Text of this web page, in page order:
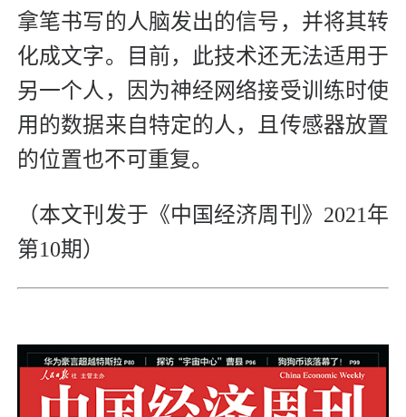
拿笔书写的人脑发出的信号，并将其转
化成文字。目前，此技术还无法适用于
另一个人，因为神经网络接受训练时使
用的数据来自特定的人，且传感器放置
的位置也不可重复。
（本文刊发于《中国经济周刊》2021年
第10期）